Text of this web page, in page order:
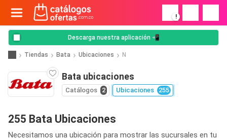
!
Descarga nuestra aplicación 📲
Tiendas Bata Ubicaciones N
Bata ubicaciones
Catálogos 2 Ubicaciones 255
255 Bata Ubicaciones
Necesitamos una ubicación para mostrar las sucursales en tu